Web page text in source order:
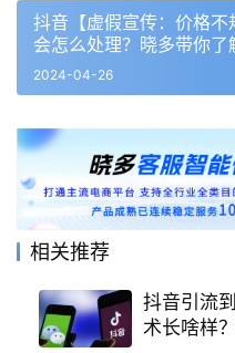
抖音【虚假宣传：价格
会怎么处理？晓多带你了
2024-04-26
相关推荐
抖音引流
术长啥样